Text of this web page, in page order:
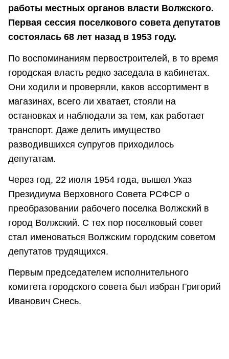
работы местных органов власти Волжского.
Первая сессия поселкового совета депутатов
состоялась 68 лет назад в 1953 году.
По воспоминаниям первостроителей, в то время
городская власть редко заседала в кабинетах.
Они ходили и проверяли, каков ассортимент в
магазинах, всего ли хватает, стояли на
остановках и наблюдали за тем, как работает
транспорт. Даже делить имущество
разводившихся супругов приходилось
депутатам.
Через год, 22 июля 1954 года, вышел Указ
Президиума Верховного Совета РСФСР о
преобразовании рабочего поселка Волжский в
город Волжский. С тех пор поселковый совет
стал именоваться Волжским городским советом
депутатов трудящихся.
Первым председателем исполнительного
комитета городского совета был избран Григорий
Иванович Снесь.